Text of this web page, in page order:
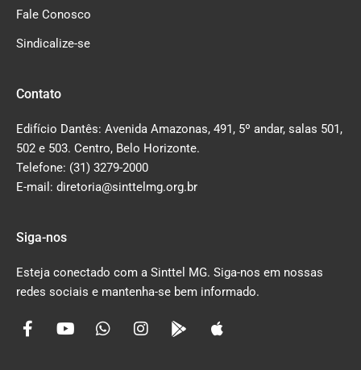
Fale Conosco
Sindicalize-se
Contato
Edifício Dantês: Avenida Amazonas, 491, 5º andar, salas 501,
502 e 503. Centro, Belo Horizonte.
Telefone: (31) 3279-2000
E-mail: diretoria@sinttelmg.org.br
Siga-nos
Esteja conectado com a Sinttel MG. Siga-nos em nossas
redes sociais e mantenha-se bem informado.